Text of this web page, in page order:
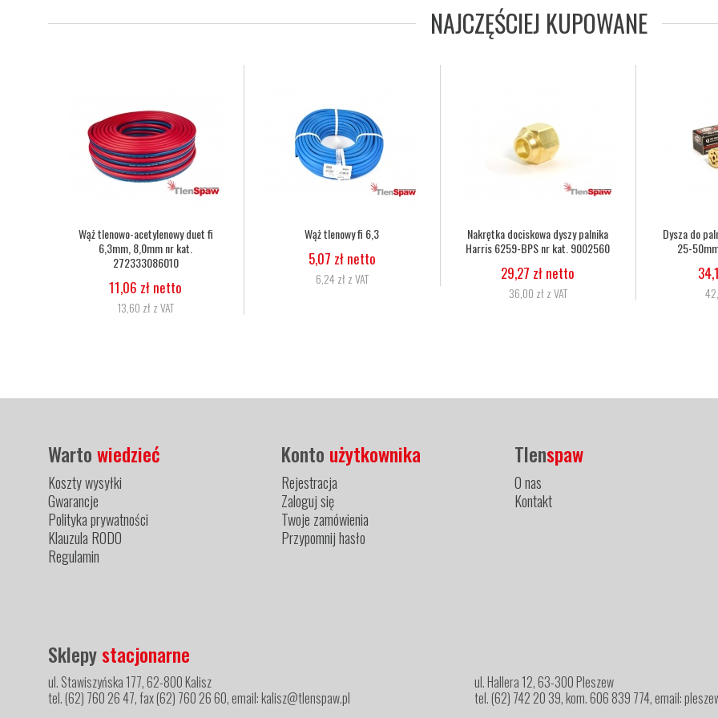
NAJCZĘŚCIEJ KUPOWANE
Nakrętka dociskowa dyszy palnika
Harris 6259-BPS nr kat. 9002560
29,27 zł netto
36,00 zł z VAT
Dysza do palnika Harris 6290 2NX
25-50mm nr kat. 62902NX
34,15 zł netto
Dysza do palnika Harris 6290 3NX
50-75mm nr kat. 62903NX
34,15 zł netto
42,00 zł z VAT
Wąż
Wartowiedzieć
Koszty wysyłki
Gwarancje
Polityka prywatności
Klauzula RODO
Regulamin
Konto użytkownika
Rejestracja
Zaloguj się
Twoje zamówienia
Przypomnij hasło
Tlenspaw
O nas
Kontakt
Sklepystacjonarne
ul. Stawiszyńska 177, 62-800 Kalisz
tel. (62) 760 26 47, fax (62) 760 26 60, email: kalisz@tlenspaw.pl
ul. Hallera 12, 63-300 Pleszew
tel. (62) 742 20 39, kom. 606 839 774, email: